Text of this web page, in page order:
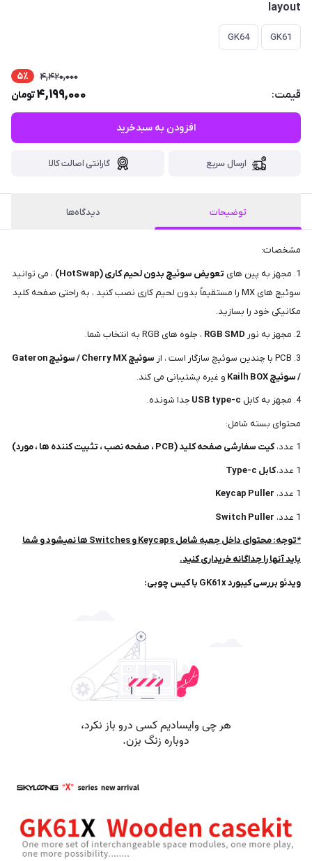
layout
GK61
GK64
قیمت:
4,420,000 5٪
4,199,000تومان
افزودن به سبدخرید
ارسال سریع گارانتی اصالت کالا
توضیحات دیدگاه‌ها
مشخصات:
1. مجهز به پین های
تعویض سوئیچ بدون لحیم کاری (HotSwap)
، می توانید
سوئیچ های MX را مستقیماً بدون لحیم کاری نصب کنید ، به راحتی صفحه کلید
مکانیکی خود را بسازید.
2. مجهز به نور
RGB SMD ، جلوه های RGB به انتخاب شما.
3. PCB با چندین سوئیچ سازگار است ، از
سوئیچ Cherry MX / سوئیچ Gateron
/ سوئیچ Kailh BOX
و غیره پشتیبانی می کند.
4. مجهز به کابل
USB type-c جدا شونده.
محتوای بسته شامل:
1 عدد،
کیت سفارشی صفحه کلید (PCB ، صفحه نصب ، تثبیت کننده ها ، مورد)
1 عدد،
کابل Type-c
1 عدد،
Keycap Puller
1 عدد،
Switch Puller
*توجه: محتوای داخل جعبه شامل Keycaps و Switches ها نمیشود و شما
باید آنها را جداگانه خریداری کنید.
ویدئو بررسی کیبورد GK61x با کیس چوبی: